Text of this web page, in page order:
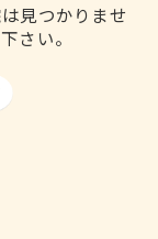
見つかりませ
さい。